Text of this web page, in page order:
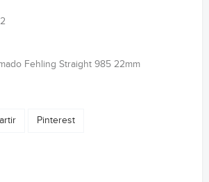
Fehling Straight 985 22mm
Pinterest